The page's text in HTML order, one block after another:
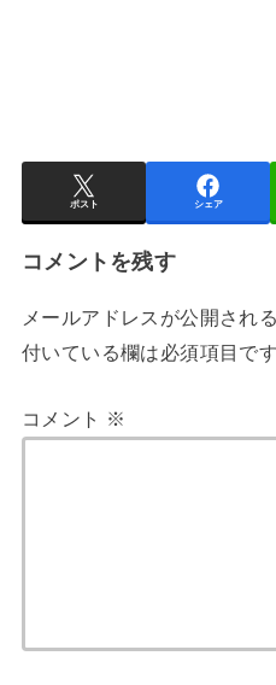
ポスト シェア
コメントを残す
メールアドレスが公開され
付いている欄は必須項目です
コメント ※